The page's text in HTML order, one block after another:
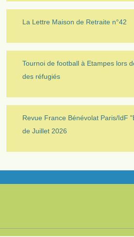
La Lettre Maison de Retraite n°42
Tournoi de football à Etampes lors
des réfugiés
Revue France Bénévolat Paris/IdF
de Juillet 2026